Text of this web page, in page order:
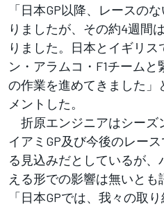
「日本GP以降、レースの
りましたが、その約4週間
りました。日本とイギリ
ン・アラムコ・F1チームと
の作業を進めてきました」
メントした。
折原エンジニアはシーズ
イアミGP及び今後のレー
る見込みだとしているが
える形での影響は無いとも
「日本GPでは、我々の取